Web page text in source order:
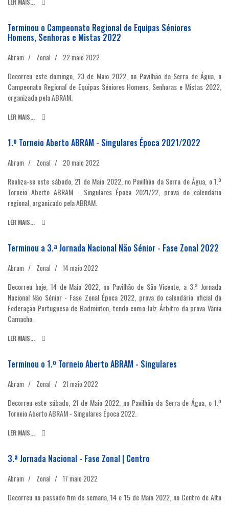
LER MAIS...
Terminou o Campeonato Regional de Equipas Séniores
Homens, Senhoras e Mistas 2022
Abram Zonal 22 maio 2022
Decorreu este domingo, 23 de Maio 2022, no Pavilhão da Serra de Água, o
Campeonato Regional de Equipas Séniores Homens, Senhoras e Mistas 2022,
organizado pela ABRAM.
LER MAIS...
1.º Torneio Aberto ABRAM - Singulares Época 2021/2022
Abram Zonal 20 maio 2022
Realiza-se este sábado, 21 de Maio 2022, no Pavilhão da Serra de Água, o 1.º
Torneio Aberto ABRAM - Singulares Época 2021/22, prova do calendário
regional, organizado pela ABRAM.
LER MAIS...
Terminou a 3.ª Jornada Nacional Não Sénior - Fase Zonal 2022
Abram Zonal 14 maio 2022
Decorreu hoje, 14 de Maio 2022, no Pavilhão de São Vicente, a 3.ª Jornada
Nacional Não Sénior - Fase Zonal Época 2022, prova do calendário oficial da
Federação Portuguesa de Badminton, tendo como Juíz Árbitro da prova Vânia
Camacho.
LER MAIS...
Terminou o 1.º Torneio Aberto ABRAM - Singulares
Abram Zonal 21 maio 2022
Decorreu este sábado, 21 de Maio 2022, no Pavilhão da Serra de Água, o 1.º
Torneio Aberto ABRAM - Singulares Época 2022.
LER MAIS...
3.ª Jornada Nacional - Fase Zonal | Centro
Abram Zonal 17 maio 2022
Decorreu no passado fim de semana, 14 e 15 de Maio 2022, no Centro de Alto